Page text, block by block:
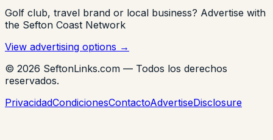
Golf club, travel brand or local business? Advertise with
the Sefton Coast Network
View advertising options →
© 2026 SeftonLinks.com — Todos los derechos
reservados.
PrivacidadCondicionesContactoAdvertiseDisclosure